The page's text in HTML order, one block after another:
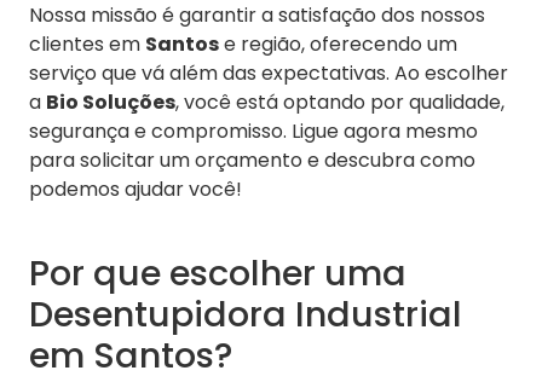
Nossa missão é garantir a satisfação dos nossos
clientes em Santose região, oferecendo um
serviço que vá além das expectativas. Ao escolher
a Bio Soluções, você está optando por qualidade,
segurança e compromisso. Ligue agora mesmo
para solicitar um orçamento e descubra como
podemos ajudar você!
Por que escolher uma
Desentupidora Industrial
em Santos?